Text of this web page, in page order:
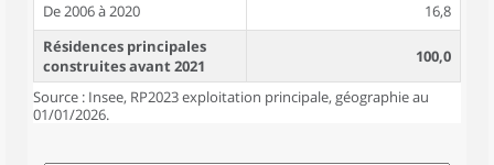
De 2006 à 2020
16,8
Résidences principales
construites avant 2021
100,0
Source : Insee, RP2023 exploitation principale, géographie au
01/01/2026.